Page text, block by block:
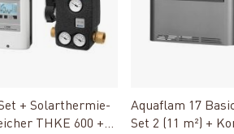
+ Solarthermie-
THKE 600 +
Aquaflam 17
Set 2 (11 m²) +